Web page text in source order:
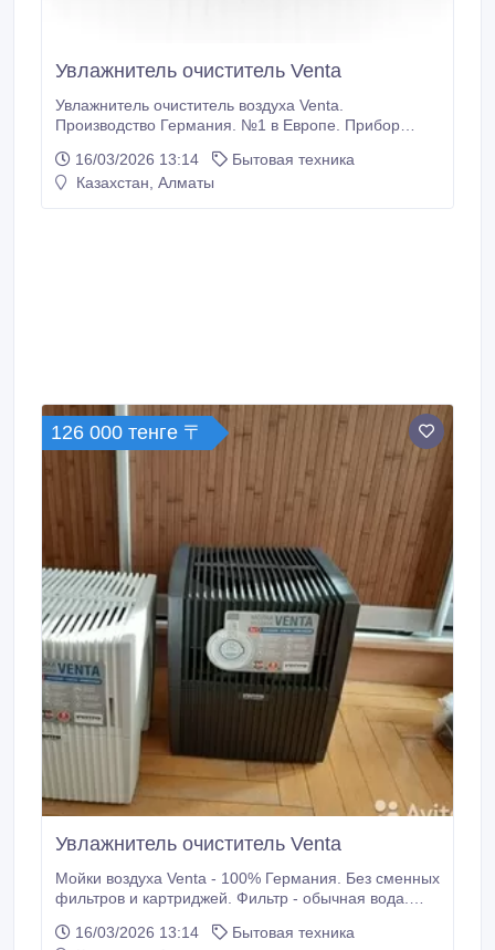
Увлажнитель очиститель Venta
Увлажнитель очиститель воздуха Venta.
Производство Германия. №1 в Европе. Прибор
Отсутствие конденсата и кальциевого налета.
Низкое потребление электричества 3-8 ватт.
16/03/2026 13:14
Бытовая техника
Казахстан, Алматы
126 000 тенге 〒
Увлажнитель очиститель Venta
Мойки воздуха Venta - 100% Германия. Без сменных
фильтров и картриджей. Фильтр - обычная вода.
испарения. № 1 в Европе. Бесшумный, безопасный,
16/03/2026 13:14
Бытовая техника